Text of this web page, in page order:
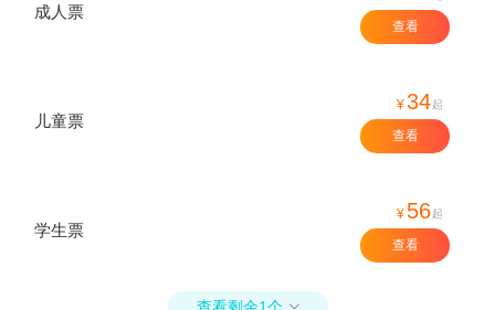
成人票
查看
儿童票
¥34起
查看
学生票
¥ 56起
查看
